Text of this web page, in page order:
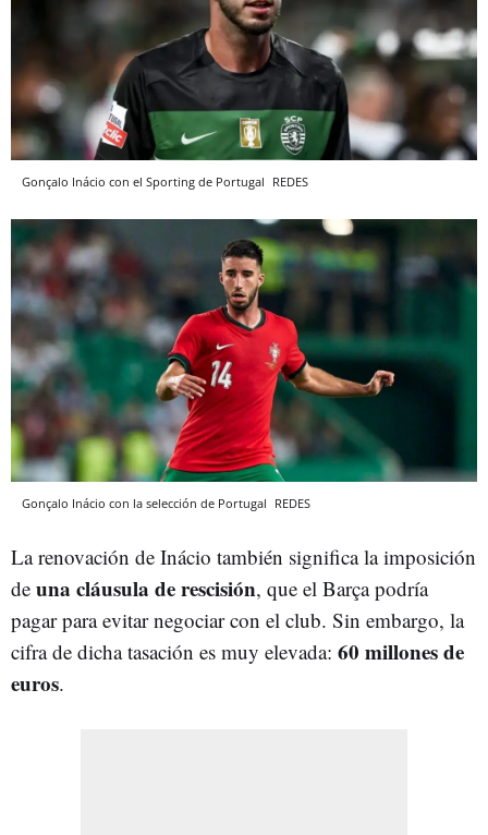
Gonçalo Inácio con el Sporting de Portugal REDES
Gonçalo Inácio con la selección de Portugal REDES
La renovación de Inácio también significa la imposición
de una cláusula de rescisión, que el Barça podría
pagar para evitar negociar con el club. Sin embargo, la
cifra de dicha tasación es muy elevada: 60 millones de
euros.